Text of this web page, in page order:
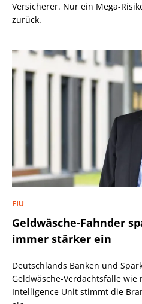
Versicherer. Nur ein Mega-
zurück.
FIU
Geldwäsche-Fahnder
immer stärker ein
Deutschlands Banken und
Geldwäsche-Verdachtsfälle wie
Intelligence Unit stimmt die